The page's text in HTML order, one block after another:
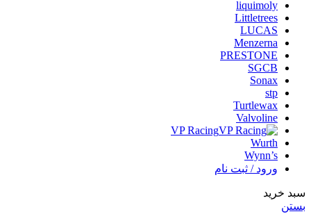
liquimoly
Littletrees
LUCAS
Menzerna
PRESTONE
SGCB
Sonax
stp
Turtlewax
Valvoline
VP Racing
Wurth
Wynn’s
ورود / ثبت نام
سبد خرید
بستن